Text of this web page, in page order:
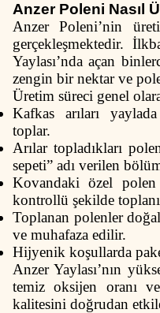
Anzer Poleni Nasıl
Anzer Poleni’nin
gerçekleşmektedir.
Yaylası’nda açan
zengin bir nektar ve
Üretim süreci genel
Kafkas arıları
toplar.
Arılar topladıkları
sepeti” adı verilen
Kovandaki özel polen
kontrollü şekilde
Toplanan polenler
ve muhafaza edilir.
Hijyenik koşullarda
Anzer Yaylası’nın
temiz oksijen oranı
kalitesini doğrudan